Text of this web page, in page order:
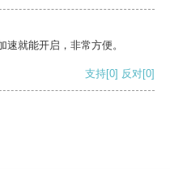
就能开启，非常方便。
支持[0] 反对[0]